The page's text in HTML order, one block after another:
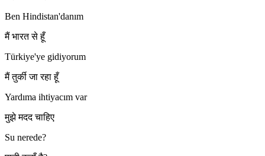
Ben Hindistan'danım
मैं भारत से हूँ
Türkiye'ye gidiyorum
मैं तुर्की जा रहा हूँ
Yardıma ihtiyacım var
मुझे मदद चाहिए
Su nerede?